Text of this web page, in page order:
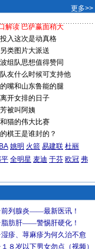
更多>>
解读 巴萨赢面稍大
入这次是动真格
类图片大派送
组队思想值得赞同
友什么时候可支持他
嘴和山东鲁能的腿
开女排的日子
被叫阿姨
猫的伟大比赛
棋王是谁封的？
姚明 火箭 易建联 杜丽
全明星 麦迪 于芬 欧冠 弗